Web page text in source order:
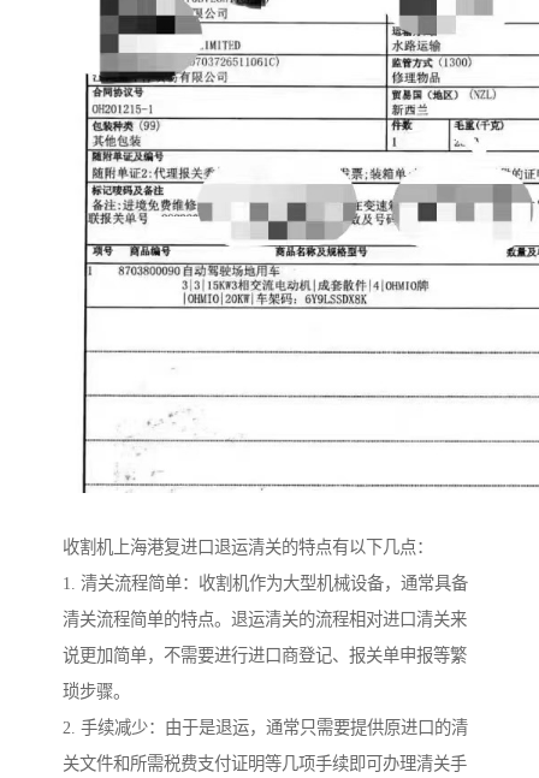
收割机上海港复进口退运清关的特点有以下几点：
1. 清关流程简单：收割机作为大型机械设备，通常具备
清关流程简单的特点。退运清关的流程相对进口清关来
说更加简单，不需要进行进口商登记、报关单申报等繁
琐步骤。
2. 手续减少：由于是退运，通常只需要提供原进口的清
关文件和所需税费支付证明等几项手续即可办理清关手